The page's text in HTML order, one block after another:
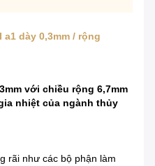
dày 0,3mm / rộng
với chiều rộng 6,7mm
nhiệt của ngành thủy
rãi như các bộ phận làm